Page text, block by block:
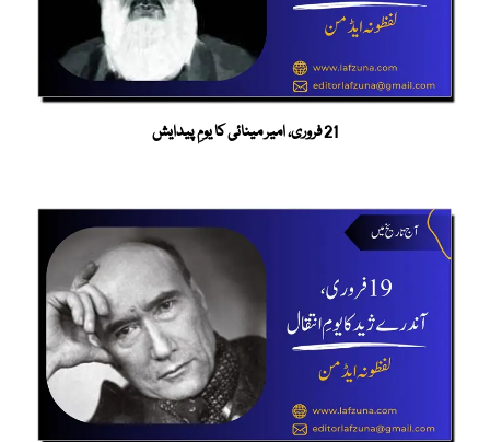
21 فروری، امیر مینائی کا یومِ پیدایش